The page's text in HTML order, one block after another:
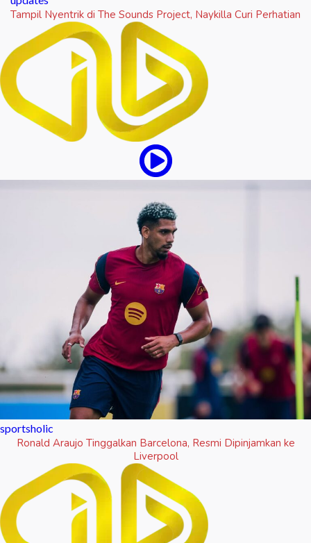
Tampil Nyentrik di The Sounds Project, Naykilla Curi Perhatian
sportsholic
Ronald Araujo Tinggalkan Barcelona, Resmi Dipinjamkan ke
Liverpool